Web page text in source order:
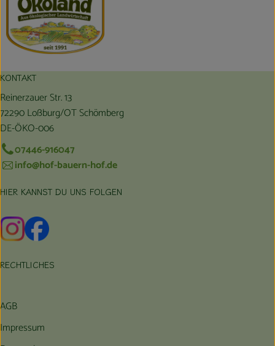
KONTAKT
Reinerzauer Str. 13
72290 Loßburg/OT Schömberg
DE-ÖKO-006
07446-916047
info@hof-bauern-hof.de
HIER KANNST DU UNS FOLGEN
Externer Link zu https://www.instagram.com/hofbauernhof/
Externer Link zu https://www.facebook.com/
RECHTLICHES
AGB
Impressum